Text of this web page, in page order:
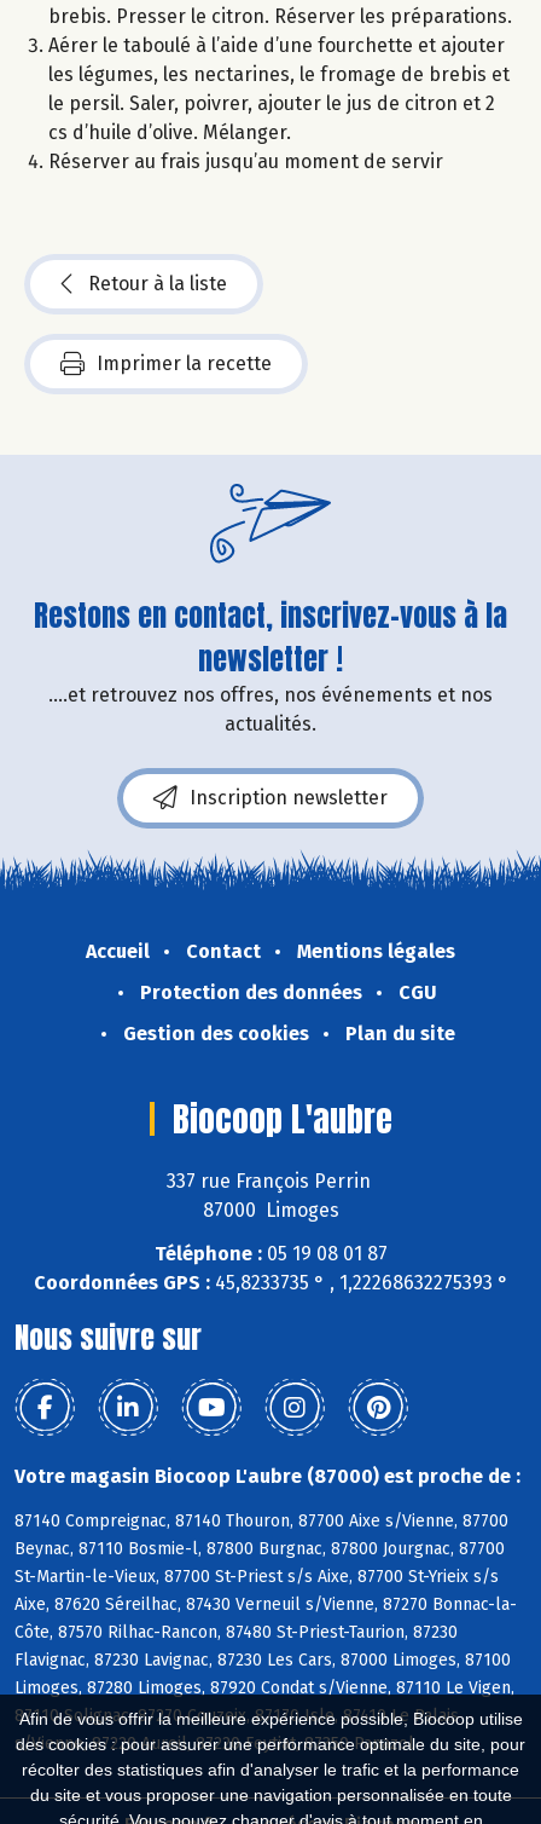
Afin de vous offrir la meilleure expérience possible, Biocoop utilise
des cookies : pour assurer une performance optimale du site, pour
récolter des statistiques afin d'analyser le trafic et la performance
du site et vous proposer une navigation personnalisée en toute
brebis. Presser le citron. Réserver les préparations.
Aérer le taboulé à l’aide d’une fourchette et ajouter
les légumes, les nectarines, le fromage de brebis et
le persil. Saler, poivrer, ajouter le jus de citron et 2
cs d’huile d’olive. Mélanger.
Réserver au frais jusqu’au moment de servir
Retour à la liste
Imprimer la recette
Restons en contact, inscrivez-vous à la
newsletter !
....et retrouvez nos offres, nos événements et nos
actualités.
Inscription newsletter
Accueil Contact
Mentions légales
Protection des données
CGU
Gestion des cookies
Plan du site
Biocoop L'aubre
337 rue François Perrin
87000 Limoges
Téléphone :05 19 08 01 87
Coordonnées GPS :45,8233735 ° , 1,22268632275393 °
Nous suivre sur
Votre magasin Biocoop L'aubre (87000) est proche de :
87140 Compreignac, 87140 Thouron, 87700 Aixe s/Vienne, 87700
Beynac, 87110 Bosmie-l, 87800 Burgnac, 87800 Jourgnac, 87700
St-Martin-le-Vieux, 87700 St-Priest s/s Aixe, 87700 St-Yrieix s/s
Aixe, 87620 Séreilhac, 87430 Verneuil s/Vienne, 87270 Bonnac-la-
Côte, 87570 Rilhac-Rancon, 87480 St-Priest-Taurion, 87230
Flavignac, 87230 Lavignac, 87230 Les Cars, 87000 Limoges, 87100
Limoges, 87280 Limoges, 87920 Condat s/Vienne, 87110 Le Vigen,
87110 Solignac, 87270 Couzeix, 87170 Isle, 87410 Le Palais
s/Vienne, 87220 Aureil, 87220 Feytiat, 87350 Panazol